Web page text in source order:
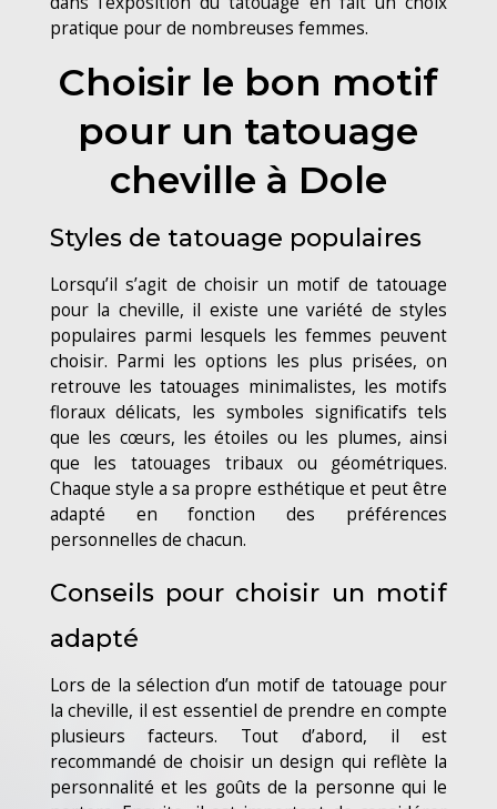
pratique pour de nombreuses femmes.
Choisir le bon motif
pour un tatouage
cheville à Dole
Styles de tatouage populaires
Lorsqu’il s’agit de choisir un motif de tatouage
pour la cheville, il existe une variété de styles
populaires parmi lesquels les femmes peuvent
choisir. Parmi les options les plus prisées, on
retrouve les tatouages minimalistes, les motifs
floraux délicats, les symboles significatifs tels
que les cœurs, les étoiles ou les plumes, ainsi
que les tatouages tribaux ou géométriques.
Chaque style a sa propre esthétique et peut être
adapté en fonction des préférences
personnelles de chacun.
Conseils pour choisir un motif
adapté
Lors de la sélection d’un motif de tatouage pour
la cheville, il est essentiel de prendre en compte
plusieurs facteurs. Tout d’abord, il est
recommandé de choisir un design qui reflète la
personnalité et les goûts de la personne qui le